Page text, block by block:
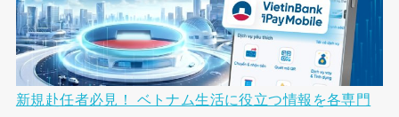
新規赴任者必見！ ベトナム生活に役立つ情報を各専門